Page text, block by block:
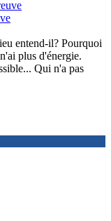
entend-il? Pourquoi
plus d'énergie.
Qui n'a pas